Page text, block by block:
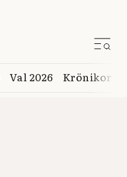
Val 2026 Krönikor